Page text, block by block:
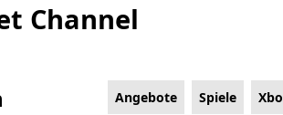
Channel
Angebote Spiele